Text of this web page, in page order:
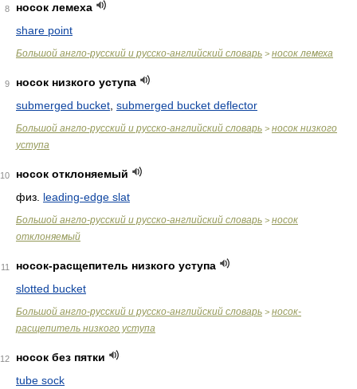
8
носок лемеха
share point
Большой англо-русский и русско-английский словарь > носок лемеха
9
носок низкого уступа
submerged bucket submerged bucket deflector
Большой англо-русский и русско-английский словарь > носок низкого
уступа
10
носок отклоняемый
физ. leading-edge slat
Большой англо-русский и русско-английский словарь > носок
отклоняемый
11
носок-расщепитель низкого уступа
slotted bucket
Большой англо-русский и русско-английский словарь > носок-
расщепитель низкого уступа
12
носок без пятки
tube sock